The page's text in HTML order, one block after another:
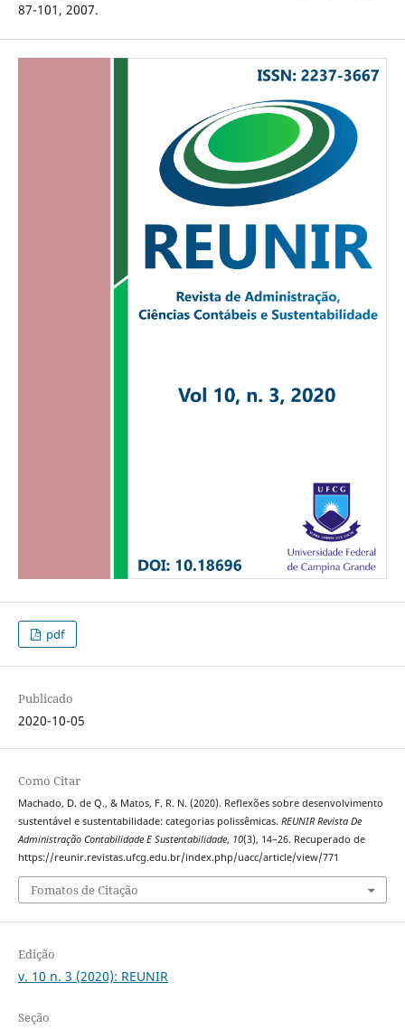
87-101, 2007.
pdf
Publicado
2020-10-05
Como Citar
Machado, D. de Q., & Matos, F. R. N. (2020). Reflexões sobre desenvolvimento
sustentável e sustentabilidade: categorias polissêmicas. REUNIR Revista De
Administração Contabilidade E Sustentabilidade, 10(3), 14–26. Recuperado de
https://reunir.revistas.ufcg.edu.br/index.php/uacc/article/view/771
Fomatos de Citação
Edição
v. 10 n. 3 (2020): REUNIR
Seção